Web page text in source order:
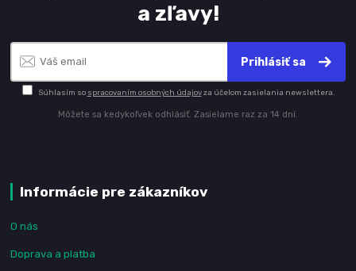
a zľavy!
Prihlásiť sa
Súhlasím so spracovaním osobných údajovza účelom zasielania newslettera.
Môžete sa kedykoľvek odhlásiť. Zasielame raz za 14 dní.
Informácie pre zákazníkov
O nás
Doprava a platba